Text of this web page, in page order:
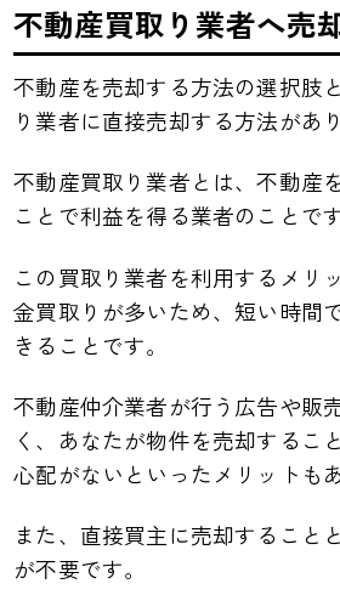
不動産買取り業者へ売
不動産を売却する方法の選択肢
り業者に直接売却する方法があ
不動産買取り業者とは、不動産
ことで利益を得る業者のことです
この買取り業者を利用するメリ
金買取りが多いため、短い時間
きることです。
不動産仲介業者が行う広告や販
く、あなたが物件を売却するこ
心配がないといったメリットも
また、直接買主に売却すること
が不要です。